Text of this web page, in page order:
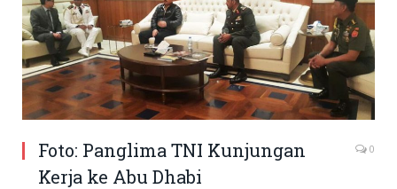
Foto: Panglima TNI Kunjungan
Kerja ke Abu Dhabi
0